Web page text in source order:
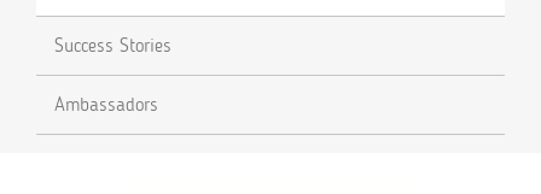
Success Stories
Ambassadors